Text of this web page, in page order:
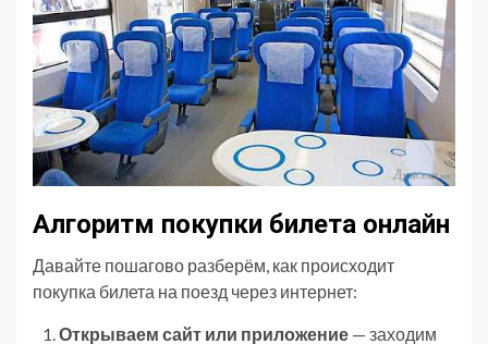
Алгоритм покупки билета онлайн
Давайте пошагово разберём, как происходит
покупка билета на поезд через интернет:
Открываем сайт или приложение — заходим